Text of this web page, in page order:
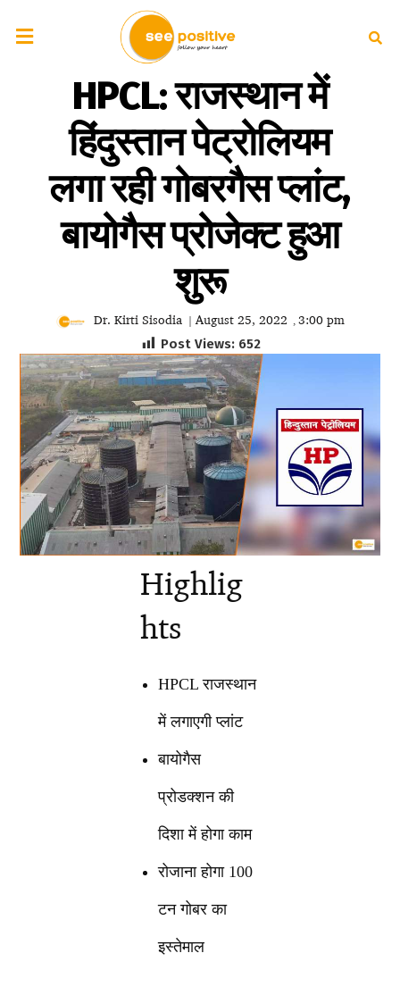
HPCL: राजस्थान में
हिंदुस्तान पेट्रोलियम
लगा रही गोबरगैस प्लांट,
बायोगैस प्रोजेक्ट हुआ
शुरू
Dr. Kirti Sisodia | August 25, 2022 , 3:00 pm
Post Views: 652
Highlig
hts
HPCL राजस्थान
में लगाएगी प्लांट
बायोगैस
प्रोडक्शन की
दिशा में होगा काम
रोजाना होगा 100
टन गोबर का
इस्तेमाल